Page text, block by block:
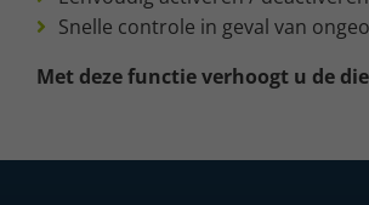
Snelle controle in geval van
Met deze functie verhoogt u de